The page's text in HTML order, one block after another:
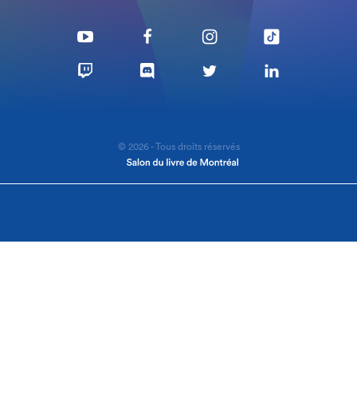
© 2026 - Tous droits réservés